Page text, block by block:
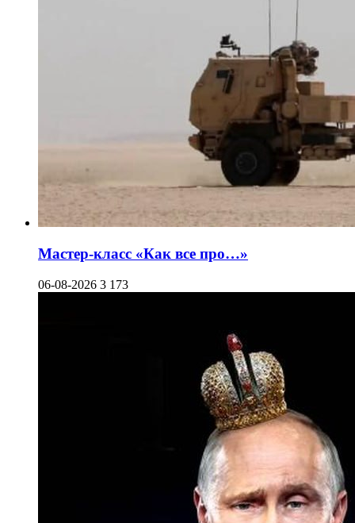
Мастер-класс «Как все про…»
06-08-2026 3 173